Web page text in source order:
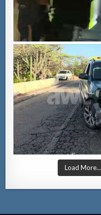
Load More...